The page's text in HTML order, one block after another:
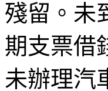
殘留。未
期支票借
未辦理汽